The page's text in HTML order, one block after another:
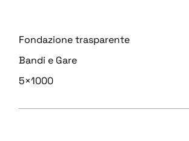
Fondazione trasparente
Bandi e Gare
5×1000